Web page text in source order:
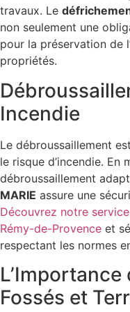
travaux. Le
non seulement une
pour la préservation de
propriétés.
Incendie
Le débroussaillement
le risque d’incendie.
débroussaillement
MARIE assure une
Découvrez notre
Rémy-de-Provence et
respectant les normes
L’Importance
Fossés et